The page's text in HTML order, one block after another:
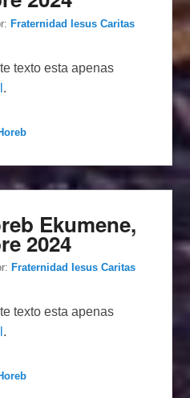
Fraternidad Iesus Caritas
texto esta apenas
.
Ekumene,
2024
Fraternidad Iesus Caritas
texto esta apenas
.